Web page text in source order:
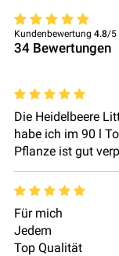
Kundenbewertung 4.8/5
34 Bewertungen
Die Heidelbeere
habe ich im 90 l
Pflanze ist gut
Für mich
Jedem
Top Qualität